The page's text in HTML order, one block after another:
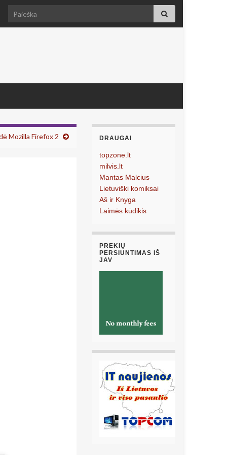
Search for:
Mozilla Firefox 2 DRAUGAI
topzone.lt
milvis.lt
Mantas Malcius
Lietuviški komiksai
Aš ir Knyga
Laimės kūdikis
PREKIŲ
PERSIUNTIMAS IŠ
JAV